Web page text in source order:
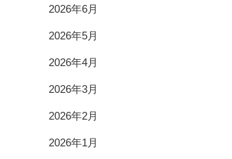
2026年6月
2026年5月
2026年4月
2026年3月
2026年2月
2026年1月